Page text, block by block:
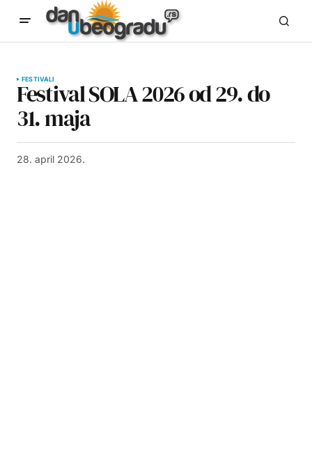
FESTIVALI
Festival SOLA 2026 od 29. do
31. maja
28. april 2026.